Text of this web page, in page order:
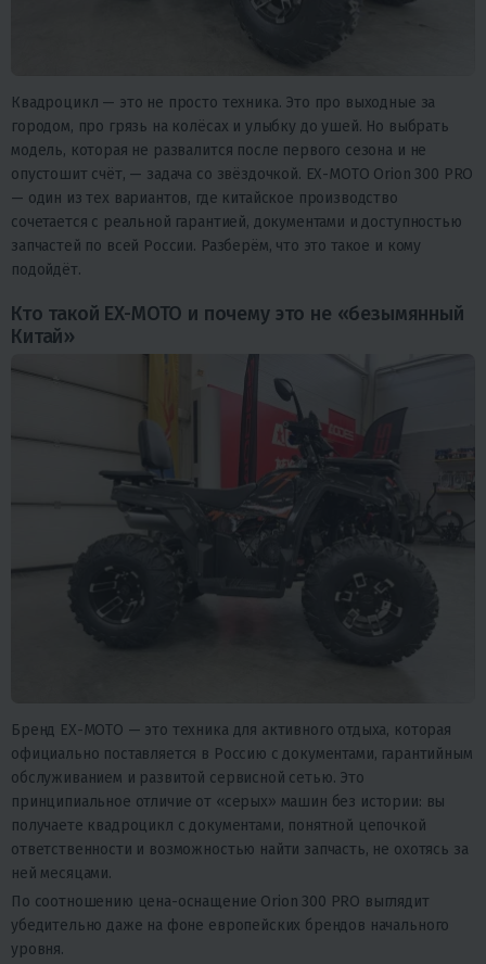
Квадроцикл — это не просто техника. Это про выходные за
городом, про грязь на колёсах и улыбку до ушей. Но выбрать
модель, которая не развалится после первого сезона и не
опустошит счёт, — задача со звёздочкой. EX-MOTO Orion 300 PRO
— один из тех вариантов, где китайское производство
сочетается с реальной гарантией, документами и доступностью
запчастей по всей России. Разберём, что это такое и кому
подойдёт.
Кто такой EX-MOTO и почему это не «безымянный
Китай»
Бренд EX-MOTO — это техника для активного отдыха, которая
официально поставляется в Россию с документами, гарантийным
обслуживанием и развитой сервисной сетью. Это
принципиальное отличие от «серых» машин без истории: вы
получаете квадроцикл с документами, понятной цепочкой
ответственности и возможностью найти запчасть, не охотясь за
ней месяцами.
По соотношению цена-оснащение Orion 300 PRO выглядит
убедительно даже на фоне европейских брендов начального
уровня.